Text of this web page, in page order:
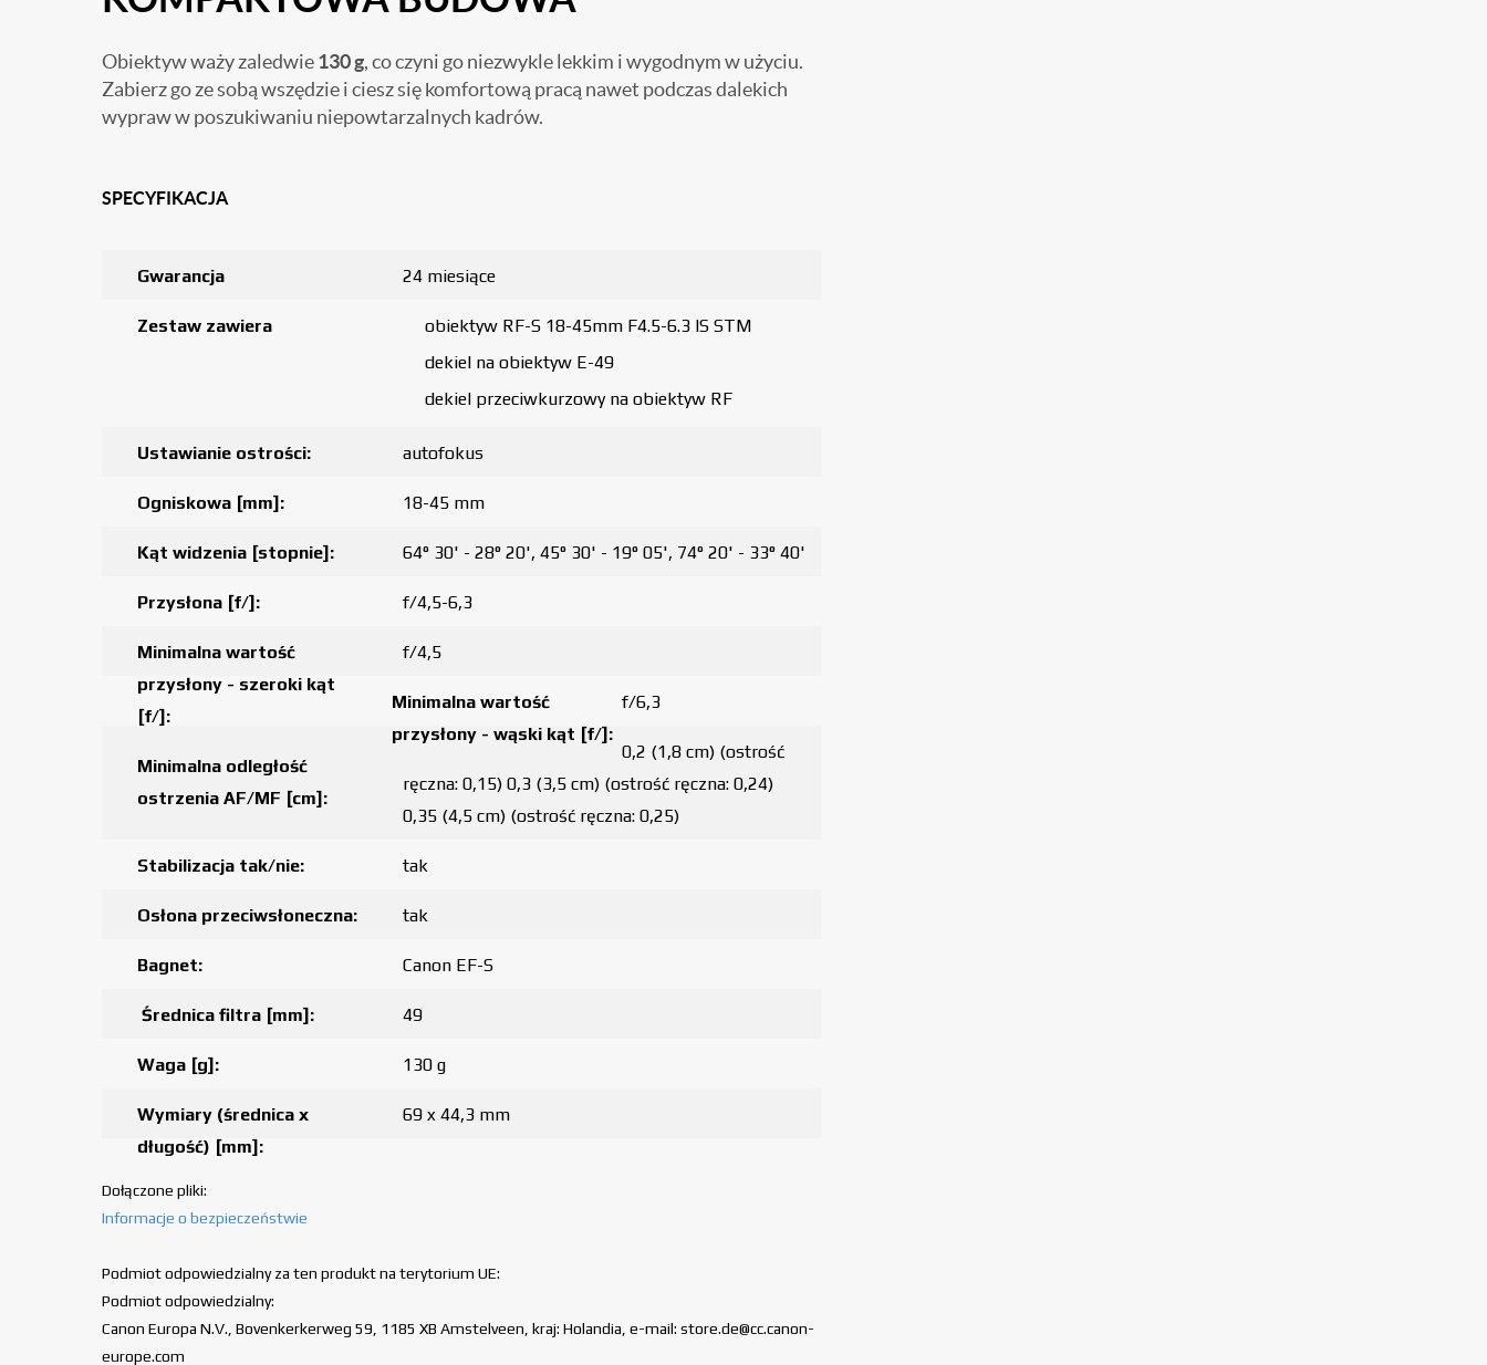
Obiektyw waży zaledwie130 g, co czyni go niezwykle lekkim i wygodnym w użyciu.
Zabierz go ze sobą wszędzie i ciesz się komfortową pracą nawet podczas dalekich
wypraw w poszukiwaniu niepowtarzalnych kadrów.
SPECYFIKACJA
Gwarancja 24 miesiące
Zestaw zawiera
obiektyw RF-S 18-45mm F4.5-6.3 IS STM
dekiel na obiektyw E-49
dekiel przeciwkurzowy na obiektyw RF
Ustawianie ostrości: autofokus
Ogniskowa [mm]: 18-45 mm
Kąt widzenia [stopnie]: 64° 30' - 28° 20', 45° 30' - 19° 05', 74° 20' - 33° 40'
Przysłona [f/]: f/4,5-6,3
Minimalna wartość
przysłony - szeroki kąt
[f/]:
f/4,5
Minimalna wartość
przysłony - wąski kąt [f/]:
f/6,3
Minimalna odległość
ostrzenia AF/MF [cm]:
0,2 (1,8 cm) (ostrość
ręczna: 0,15) 0,3 (3,5 cm) (ostrość ręczna: 0,24)
0,35 (4,5 cm) (ostrość ręczna: 0,25)
Stabilizacja tak/nie: tak
Osłona przeciwsłoneczna: tak
Bagnet: Canon EF-S
Średnica filtra [mm]: 49
Waga [g]: 130 g
Wymiary (średnica x
długość) [mm]:
69 x 44,3 mm
Dołączone pliki:
Informacje o bezpieczeństwie
Podmiot odpowiedzialny za ten produkt na terytorium UE:
Podmiot odpowiedzialny:
Canon Europa N.V., Bovenkerkerweg 59, 1185 XB Amstelveen, kraj: Holandia, e-mail: store.de@cc.canon-
europe.com